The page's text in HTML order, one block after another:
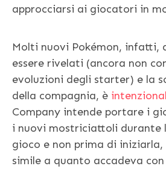
approcciarsi ai giocatori in
Molti nuovi Pokémon, infatti,
essere rivelati (ancora non
evoluzioni degli starter) e la
della compagnia, è
Company intende portare i
i nuovi mostriciattoli durante
gioco e non prima di
simile a quanto accadeva con